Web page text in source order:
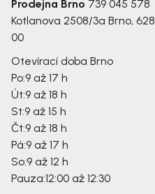
Prodejna Brno 739 045 578
Kotlanova 2508/3a Brno, 628
00
Otevírací doba Brno
Po:9 až 17 h
Út:9 až 18 h
St:9 až 15 h
Čt:9 až 18 h
Pá:9 až 17 h
So:9 až 12 h
Pauza:12:00 až 12:30